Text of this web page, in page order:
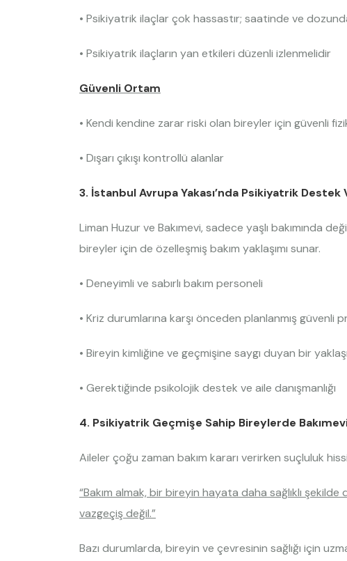
• Psikiyatrik ilaçlar çok hassastır; saatinde ve
• Psikiyatrik ilaçların yan etkileri düzenli izlenmelidir
Güvenli Ortam
• Kendi kendine zarar riski olan bireyler için güvenli
• Dışarı çıkışı kontrollü alanlar
3. İstanbul Avrupa Yakası’nda Psikiyatrik Destek
Liman Huzur ve Bakımevi, sadece yaşlı bakımında
bireyler için de özelleşmiş bakım yaklaşımı sunar.
• Deneyimli ve sabırlı bakım personeli
• Kriz durumlarına karşı önceden planlanmış güvenli
• Bireyin kimliğine ve geçmişine saygı duyan bir
• Gerektiğinde psikolojik destek ve aile danışmanlığı
4. Psikiyatrik Geçmişe Sahip Bireylerde Bakımevi
Aileler çoğu zaman bakım kararı verirken suçluluk
“Bakım almak, bir bireyin hayata daha sağlıklı
vazgeçiş değil.”
Bazı durumlarda, bireyin ve çevresinin sağlığı için